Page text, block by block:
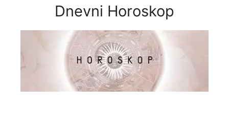
Dnevni Horoskop